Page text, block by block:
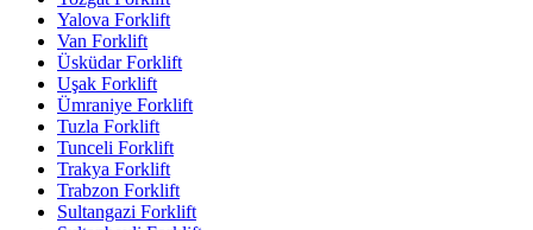
Yalova Forklift
Van Forklift
Üsküdar Forklift
Uşak Forklift
Ümraniye Forklift
Tuzla Forklift
Tunceli Forklift
Trakya Forklift
Trabzon Forklift
Sultangazi Forklift